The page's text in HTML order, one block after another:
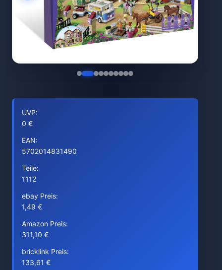
UVP:
0 €
EAN:
5702014831490
Teile:
1112
ebay Preis:
1,49 €
Amazon Preis:
311,10 €
bricklink Preis:
133,61 €